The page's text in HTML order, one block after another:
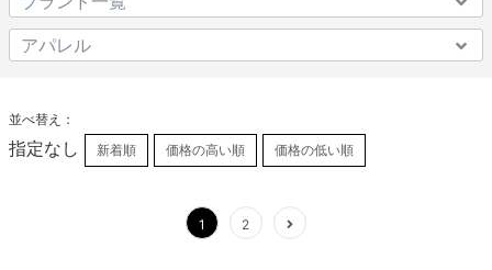
並べ替え：
指定なし 新着順 価格の高い順 価格の低い順
1 2